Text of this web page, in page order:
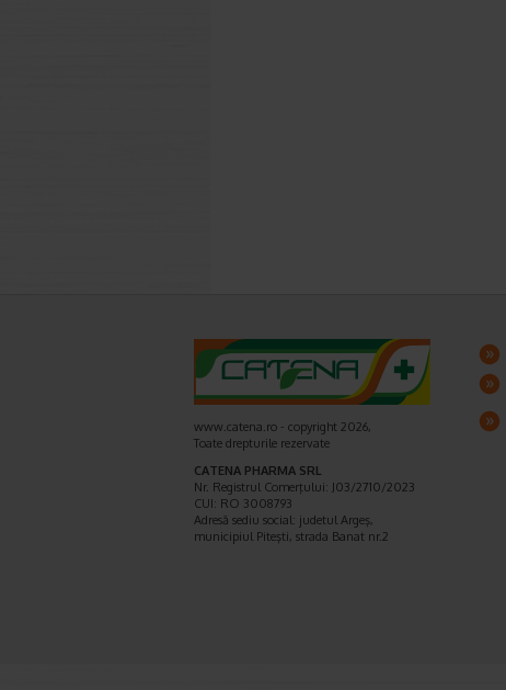
www.catena.ro - copyright 2026,
Toate drepturile rezervate
CATENA PHARMA SRL
Nr. Registrul Comerţului: J03/2710/2023
CUI: RO 3008793
Adresă sediu social: judetul Argeş,
municipiul Piteşti, strada Banat nr.2